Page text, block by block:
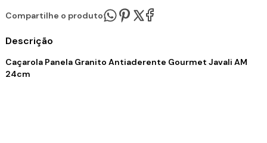
Compartilhe o produto:
Descrição
Caçarola Panela Granito Antiaderente Gourmet Javali AM
24cm